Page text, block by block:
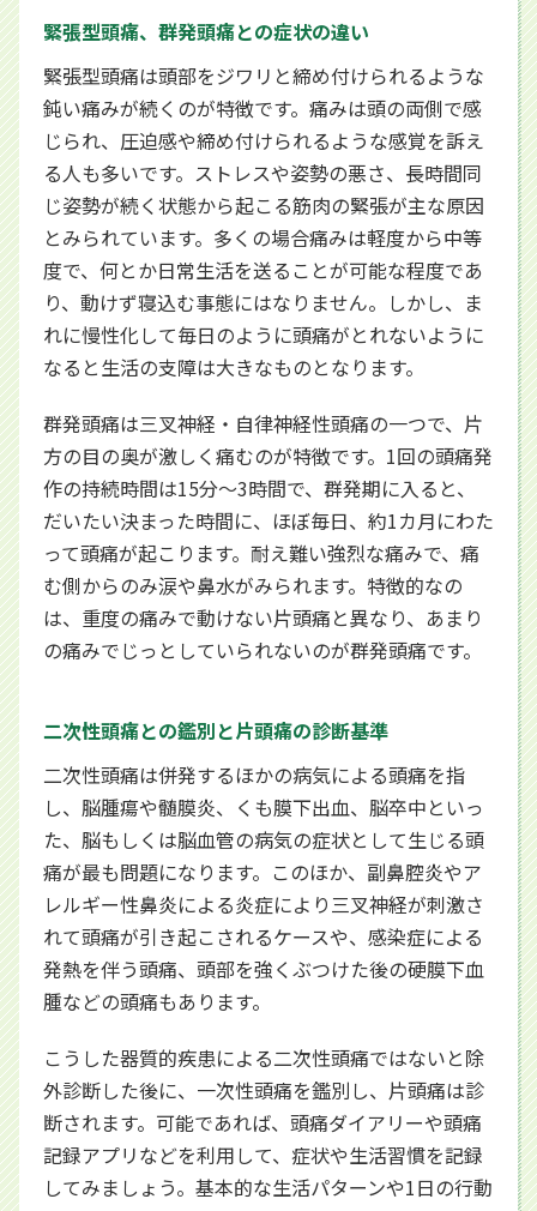
緊張型頭痛、群発頭痛との症状の違い
緊張型頭痛は頭部をジワリと締め付けられるような
鈍い痛みが続くのが特徴です。痛みは頭の両側で感
じられ、圧迫感や締め付けられるような感覚を訴え
る人も多いです。ストレスや姿勢の悪さ、長時間同
じ姿勢が続く状態から起こる筋肉の緊張が主な原因
とみられています。多くの場合痛みは軽度から中等
度で、何とか日常生活を送ることが可能な程度であ
り、動けず寝込む事態にはなりません。しかし、ま
れに慢性化して毎日のように頭痛がとれないように
なると生活の支障は大きなものとなります。
群発頭痛は三叉神経・自律神経性頭痛の一つで、片
方の目の奥が激しく痛むのが特徴です。1回の頭痛発
作の持続時間は15分～3時間で、群発期に入ると、
だいたい決まった時間に、ほぼ毎日、約1カ月にわた
って頭痛が起こります。耐え難い強烈な痛みで、痛
む側からのみ涙や鼻水がみられます。特徴的なの
は、重度の痛みで動けない片頭痛と異なり、あまり
の痛みでじっとしていられないのが群発頭痛です。
二次性頭痛との鑑別と片頭痛の診断基準
二次性頭痛は併発するほかの病気による頭痛を指
し、脳腫瘍や髄膜炎、くも膜下出血、脳卒中といっ
た、脳もしくは脳血管の病気の症状として生じる頭
痛が最も問題になります。このほか、副鼻腔炎やア
レルギー性鼻炎による炎症により三叉神経が刺激さ
れて頭痛が引き起こされるケースや、感染症による
発熱を伴う頭痛、頭部を強くぶつけた後の硬膜下血
腫などの頭痛もあります。
こうした器質的疾患による二次性頭痛ではないと除
外診断した後に、一次性頭痛を鑑別し、片頭痛は診
断されます。可能であれば、頭痛ダイアリーや頭痛
記録アプリなどを利用して、症状や生活習慣を記録
してみましょう。基本的な生活パターンや1日の行動